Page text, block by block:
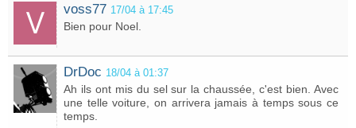
voss77 17/04 à 17:45
Bien pour Noel.
DrDoc 18/04 à 01:37
Ah ils ont mis du sel sur la chaussée, c'est bien. Avec
une telle voiture, on arrivera jamais à temps sous ce
temps.